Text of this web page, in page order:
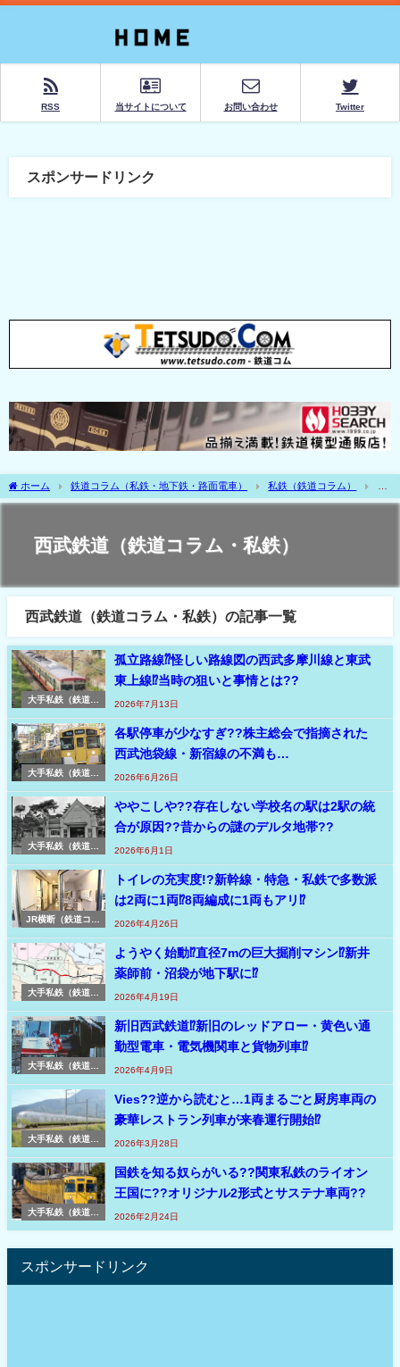
RSS 当サイトについて お問い合わせ Twitter
スポンサードリンク
ホーム 鉄道コラム（私鉄・地下鉄・路面電車） 私鉄（鉄道コラム）
手私鉄（鉄道コラム・私鉄）
関東（鉄道コラム・私鉄）
西武鉄道（鉄道コラ
西武鉄道（鉄道コラム・私鉄）
西武鉄道（鉄道コラム・私鉄）の記事一覧
大手私鉄（鉄道コ
孤立路線⁇怪しい路線図の西武多摩川線と東武
東上線⁉当時の狙いと事情とは??
2026年7月13日
大手私鉄（鉄道コ
各駅停車が少なすぎ??株主総会で指摘された
西武池袋線・新宿線の不満も…
2026年6月26日
大手私鉄（鉄道コ
ややこしや??存在しない学校名の駅は2駅の統
合が原因??昔からの謎のデルタ地帯??
2026年6月1日
JR横断（鉄道コラ
トイレの充実度!?新幹線・特急・私鉄で多数派
は2両に1両⁉8両編成に1両もアリ⁉
2026年4月26日
大手私鉄（鉄道コ
ようやく始動⁉直径7mの巨大掘削マシン⁉新井
薬師前・沼袋が地下駅に⁉
2026年4月19日
大手私鉄（鉄道コ
新旧西武鉄道⁉新旧のレッドアロー・黄色い通
勤型電車・電気機関車と貨物列車⁉
2026年4月9日
大手私鉄（鉄道コ
Vies??逆から読むと…1両まるごと厨房車両の
豪華レストラン列車が来春運行開始⁉
2026年3月28日
大手私鉄（鉄道コ
国鉄を知る奴らがいる??関東私鉄のライオン
王国に??オリジナル2形式とサステナ車両??
2026年2月24日
スポンサードリンク